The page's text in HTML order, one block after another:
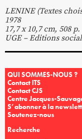
LENINE (Textes
1978
17,7 x 10,7 cm, 508 p.
UGE – Editions
QUI SOMMES-NOUS ?
Contact ITS
Contact CJS
Centre Jacques-
S’abonner à la
Soutenez-nous
Recherche